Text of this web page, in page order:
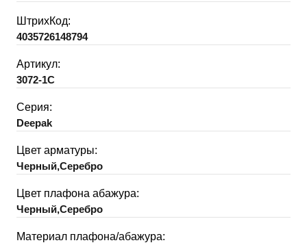
ШтрихКод:
4035726148794
Артикул:
3072-1C
Серия:
Deepak
Цвет арматуры:
Черный,Серебро
Цвет плафона абажура:
Черный,Серебро
Материал плафона/абажура: